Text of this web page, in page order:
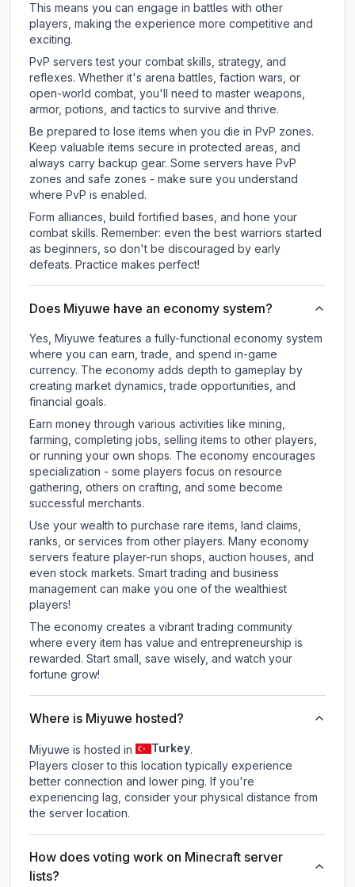
This means you can engage in battles with other
players, making the experience more competitive and
exciting.
PvP servers test your combat skills, strategy, and
reflexes. Whether it's arena battles, faction wars, or
open-world combat, you'll need to master weapons,
armor, potions, and tactics to survive and thrive.
Be prepared to lose items when you die in PvP zones.
Keep valuable items secure in protected areas, and
always carry backup gear. Some servers have PvP
zones and safe zones - make sure you understand
where PvP is enabled.
Form alliances, build fortified bases, and hone your
combat skills. Remember: even the best warriors started
as beginners, so don't be discouraged by early
defeats. Practice makes perfect!
Does Miyuwe have an economy system?
Yes, Miyuwe features a fully-functional economy system
where you can earn, trade, and spend in-game
currency. The economy adds depth to gameplay by
creating market dynamics, trade opportunities, and
financial goals.
Earn money through various activities like mining,
farming, completing jobs, selling items to other players,
or running your own shops. The economy encourages
specialization - some players focus on resource
gathering, others on crafting, and some become
successful merchants.
Use your wealth to purchase rare items, land claims,
ranks, or services from other players. Many economy
servers feature player-run shops, auction houses, and
even stock markets. Smart trading and business
management can make you one of the wealthiest
players!
The economy creates a vibrant trading community
where every item has value and entrepreneurship is
rewarded. Start small, save wisely, and watch your
fortune grow!
Where is Miyuwe hosted?
Miyuwe is hosted in Turkey.
Players closer to this location typically experience
better connection and lower ping. If you're
experiencing lag, consider your physical distance from
the server location.
How does voting work on Minecraft server
lists?